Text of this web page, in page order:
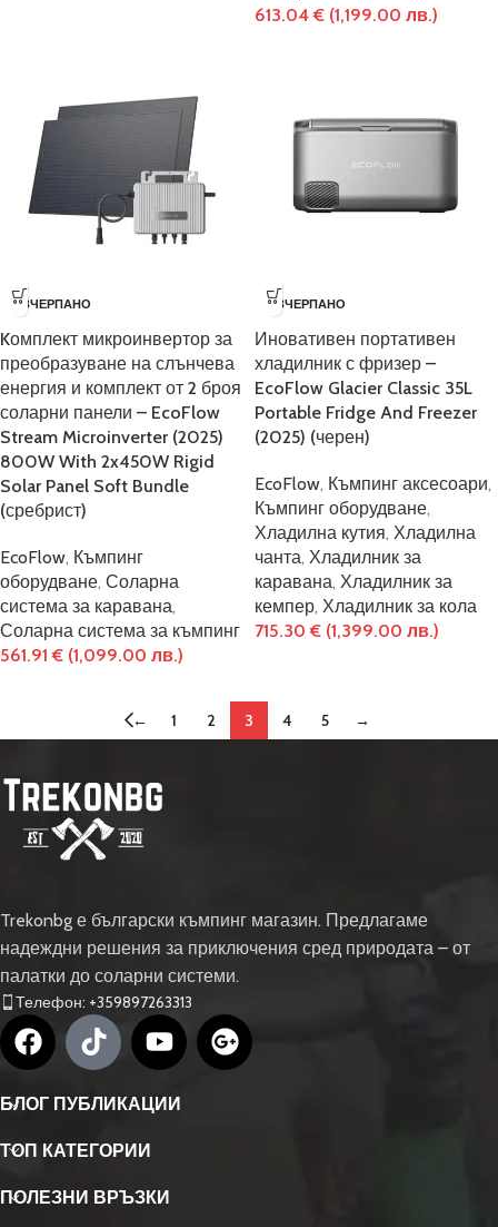
613.04€ (1,199.00 лв.)
ИЗЧЕРПАНО
Kомплект микроинвертор за
преобразуване на слънчева
енергия и комплект от 2 броя
соларни панели – EcoFlow
Stream Microinverter (2025)
800W With 2x450W Rigid
Solar Panel Soft Bundle
(сребрист)
EcoFlow, Къмпинг
оборудване, Соларна
система за каравана,
Соларна система за къмпинг
561.91€ (1,099.00 лв.)
ИЗЧЕРПАНО
Иновативен портативен
хладилник с фризер –
EcoFlow Glacier Classic 35L
Portable Fridge And Freezer
(2025) (черен)
EcoFlow, Къмпинг аксесоари,
Къмпинг оборудване,
Хладилна кутия, Хладилна
чанта, Хладилник за
каравана, Хладилник за
кемпер, Хладилник за кола
715.30€ (1,399.00 лв.)
← 1 2 3 4 5 →
Trekonbg е български къмпинг магазин. Предлагаме
надеждни решения за приключения сред природата – от
палатки до соларни системи.
Телефон: +359897263313
БЛОГ ПУБЛИКАЦИИ
ТОП КАТЕГОРИИ
ПОЛЕЗНИ ВРЪЗКИ